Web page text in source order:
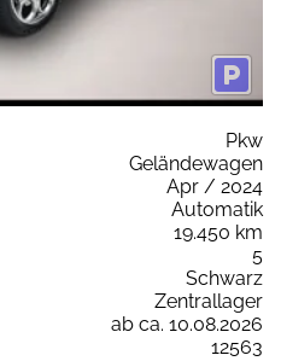
Pkw
Geländewagen
Apr / 2024
Automatik
19.450 km
5
Schwarz
Zentrallager
ab ca. 10.08.2026
12563